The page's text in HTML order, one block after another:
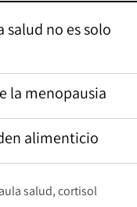
salud no es solo
la menopausia
alimenticio
salud cortisol